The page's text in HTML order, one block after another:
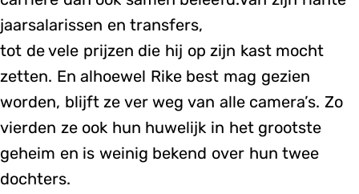
jaarsalarissen en transfers,
tot de vele prijzen die hij op zijn kast mocht
zetten. En alhoewel Rike best mag gezien
worden, blijft ze ver weg van alle camera’s. Zo
vierden ze ook hun huwelijk in het grootste
geheim en is weinig bekend over hun twee
dochters.